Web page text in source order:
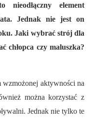
element
Jednak nie jest on
Jaki wybrać strój dla
chłopca czy maluszka?
wzmożonej aktywności na
można korzystać z
Jednak nie tylko te